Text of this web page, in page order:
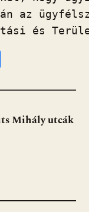
az
za
mMihály utcák